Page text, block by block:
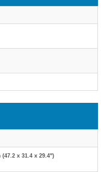
(47.2 x 31.4 x 29.4")